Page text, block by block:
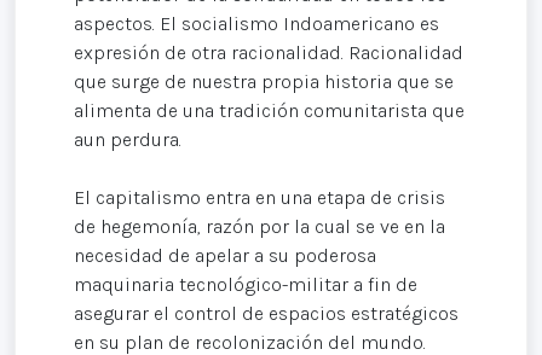
aspectos. El socialismo Indoamericano es
expresión de otra racionalidad. Racionalidad
que surge de nuestra propia historia que se
alimenta de una tradición comunitarista que
aun perdura.
El capitalismo entra en una etapa de crisis
de hegemonía, razón por la cual se ve en la
necesidad de apelar a su poderosa
maquinaria tecnológico-militar a fin de
asegurar el control de espacios estratégicos
en su plan de recolonización del mundo.